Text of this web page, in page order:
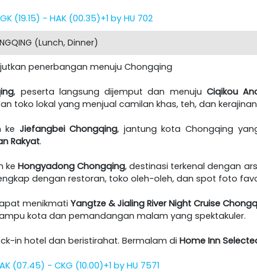
(19.15) - HAK (00.35)+1 by HU 702
(Lunch, Dinner)
penerbangan menuju Chongqing
, peserta langsung dijemput dan menuju Ciqikou
toko lokal yang menjual camilan khas, teh, dan
ke Jiefangbei Chongqing, jantung kota Chongqing
Rakyat.
keHongyadong Chongqing, destinasi terkenal dengan
dengan restoran, toko oleh-oleh, dan spot foto
menikmati Yangtze & Jialing River Night Cruise
kota dan pemandangan malam yang spektakuler.
in hotel dan beristirahat. Bermalam di Home Inn
(07.45) - CKG (10.00)+1 by HU 7571